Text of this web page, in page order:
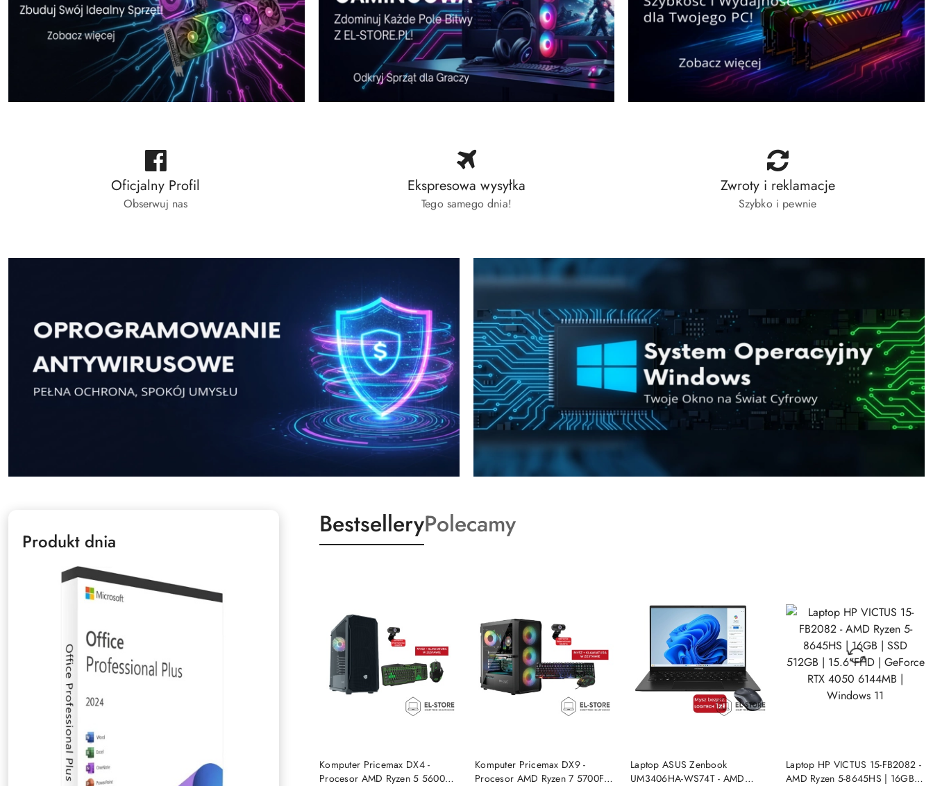
Oficjalny Profil
Obserwuj nas
Ekspresowa wysyłka
Tego samego dnia!
Zwroty i reklamacje
Szybko i pewnie
Produkt dnia
BestselleryPolecamy
Komputer Pricemax DX4 -
Procesor AMD Ryzen 5 5600G
DO KOSZYKA
Komputer Pricemax DX9 -
Procesor AMD Ryzen 7 5700F |
DO KOSZYKA
Laptop ASUS Zenbook
UM3406HA-WS74T - AMD
PRODUKT NIEDOSTĘPNY
Laptop HP VICTUS 15-FB2082 -
AMD Ryzen 5-8645HS | 16GB |
PRODUKT NIEDOSTĘPNY